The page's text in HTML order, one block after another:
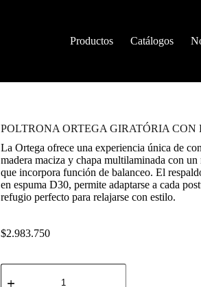
Productos
Catálogos
POLTRONA ORTEGA GIRATÓRIA
La Ortega ofrece una experiencia única de
madera maciza y chapa multilaminada con
que incorpora función de balanceo. El
en espuma D30, permite adaptarse a cada
refugio perfecto para relajarse con estilo.
$2.983.750
POLTRONA
ORTEGA